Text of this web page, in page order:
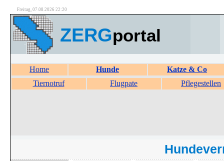
Freitag, 07.08.2026 22:20
ZERGportal
Home Hunde
Katze & Co
Tiernotruf
Flugpate Pflegestellen